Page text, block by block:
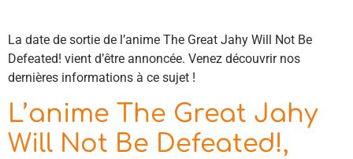
La date de sortie de l’anime The Great Jahy Will Not Be
Defeated! vient d’être annoncée. Venez découvrir nos
dernières informations à ce sujet !
L’anime The Great Jahy
Will Not Be Defeated!,